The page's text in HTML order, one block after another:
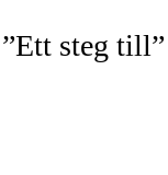
steg till”